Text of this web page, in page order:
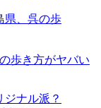
歩き方がヤバい